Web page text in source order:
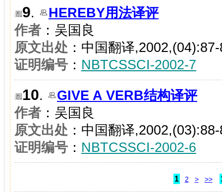
9.
HEREBY用法译评
作者 ：吴国良
原文出处 ：中国翻译
证明编号 ： NBTCSSCI-2002-7
10.
GIVE A VERB结构译评
作者 ：吴国良
原文出处 ：中国翻译
证明编号 ： NBTCSSCI-2002-6
1 2 > >>